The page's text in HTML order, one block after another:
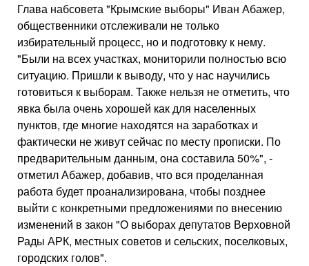
Глава набсовета "Крымские выборы" Иван Абажер,
общественники отслеживали не только
избирательный процесс, но и подготовку к нему.
"Были на всех участках, мониторили полностью всю
ситуацию. Пришли к выводу, что у нас научились
готовиться к выборам. Также нельзя не отметить, что
явка была очень хорошей как для населенных
пунктов, где многие находятся на заработках и
фактически не живут сейчас по месту прописки. По
предварительным данным, она составила 50%", -
отметил Абажер, добавив, что вся проделанная
работа будет проанализирована, чтобы позднее
выйти с конкретными предложениями по внесению
изменений в закон "О выборах депутатов Верховной
Рады АРК, местных советов и сельских, поселковых,
городских голов".